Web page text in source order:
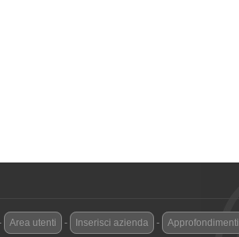
Area utenti - Inserisci azienda - Approfondimenti